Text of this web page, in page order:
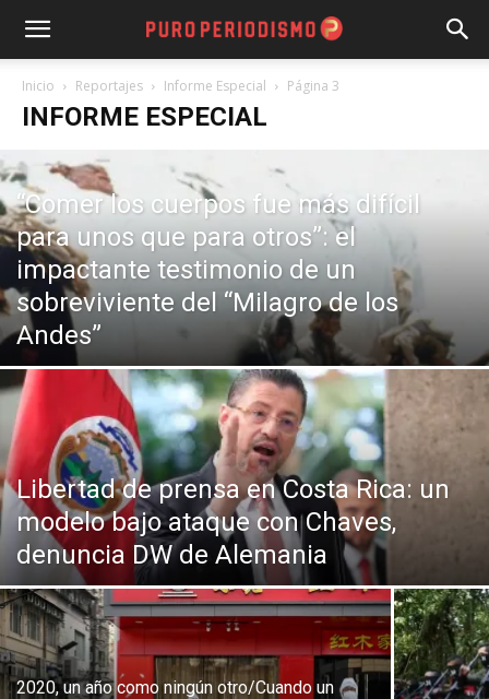
Inicio Reportajes Informe Especial Página 3
INFORME ESPECIAL
“Comer los cuerpos fue más difícil
para unos que para otros”: el
impactante testimonio de un
sobreviviente del “Milagro de los
Andes”
Libertad de prensa en Costa Rica: un
modelo bajo ataque con Chaves,
denuncia DW de Alemania
2020, un año como ningún otro/Cuando un